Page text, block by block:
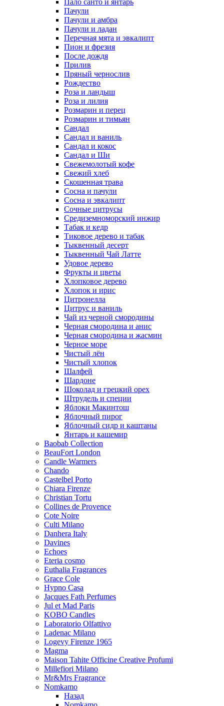
Пало санто и янтарь
Пачули
Пачули и амбра
Пачули и ладан
Перечная мята и эвкалипт
Пион и фрезия
После дождя
Прилив
Пряный чернослив
Рождество
Роза и ландыш
Роза и лилия
Розмарин и перец
Розмарин и тимьян
Сандал
Сандал и ваниль
Сандал и кокос
Сандал и Ши
Свежемолотый кофе
Свежий хлеб
Скошенная трава
Сосна и пачули
Сосна и эвкалипт
Сочные цитрусы
Средиземноморский инжир
Табак и кедр
Тиковое дерево и табак
Тыквенный десерт
Тыквенный Чай Латте
Удовое дерево
Фрукты и цветы
Хлопковое дерево
Хлопок и ирис
Цитронелла
Цитрус и ваниль
Чай из черной смородины
Черная смородина и анис
Черная смородина и жасмин
Черное море
Чистый лён
Чистый хлопок
Шалфей
Шардоне
Шоколад и грецкий орех
Штрудель и специи
Яблоки Макинтош
Яблочный пирог
Яблочный сидр и каштаны
Янтарь и кашемир
Baobab Collection
BeauFort London
Candle Warmers
Chando
Castelbel Porto
Chiara Firenze
Christian Tortu
Collines de Provence
Cote Noire
Culti Milano
Danhera Italy
Davines
Echoes
Eteria cosmo
Euthalia Fragrances
Grace Cole
Hypno Casa
Jacques Fath Perfumes
Jul et Mad Paris
KOBO Candles
Laboratorio Olfattivo
Ladenac Milano
Logevy Firenze 1965
Magma
Maison Tahite Officine Creative Profumi
Millefiori Milano
Mr&Mrs Fragrance
Nomkamo
Назад